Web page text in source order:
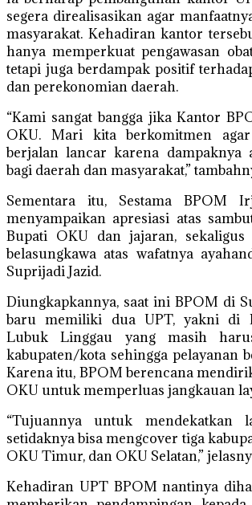
segera direalisasikan agar
masyarakat. Kehadiran kantor
hanya memperkuat pengawasan
tetapi juga berdampak positif
dan perekonomian daerah.
“Kami sangat bangga jika Kantor
OKU. Mari kita berkomitmen agar
berjalan lancar karena dampaknya
bagi daerah dan masyarakat,”
Sementara itu, Sestama BPOM
menyampaikan apresiasi atas
Bupati OKU dan jajaran, sekaligus
belasungkawa atas wafatnya
Suprijadi Jazid.
Diungkapkannya, saat ini BPOM di
baru memiliki dua UPT, yakni di
Lubuk Linggau yang masih
kabupaten/kota sehingga pelayanan
Karena itu, BPOM berencana
OKU untuk memperluas jangkauan
“Tujuannya untuk mendekatkan
setidaknya bisa mengcover tiga
OKU Timur, dan OKU Selatan,”
Kehadiran UPT BPOM nantinya